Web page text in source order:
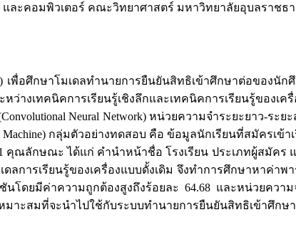
ละคอมพิวเตอร์ คณะวิทยาศาสตร์ มหาวิทยาลัยอุบลราชธ
เพื่อศึกษาโมเดลทำนายการยืนยันสิทธิเข้าศึกษาต่อของนั
หว่างเทคนิคการเรียนรู้เชิงลึกและเทคนิคการเรียนรู้ขอ
Neural Network) หน่วยความจำระยะยาว-ระยะ
Machine) กลุ่มตัวอย่างทดสอบ คือ ข้อมูลนักเรียนที่สมัครเข้
คุณลักษณะ ได้แก่ คำนำหน้าชื่อ โรงเรียน ประเภทผู้สมัคร
ลการเรียนรู้ของเครื่องแบบดั้งเดิม จึงทำการศึกษาหาค่า
โดยมีค่าความถูกต้องสูงถึงร้อยละ 64.68 และหน่วยควา
มาะสมที่จะนำไปใช้กับระบบทำนายการยืนยันสิทธิเข้าศึกษ